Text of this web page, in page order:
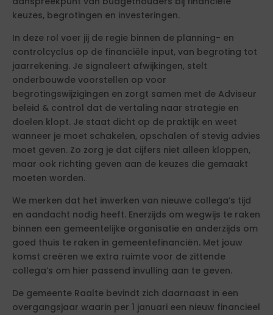
keuzes, begrotingen en investeringen.
In deze rol voer jij de regie binnen de planning- en
controlcyclus op de financiële input, van begroting tot
jaarrekening. Je signaleert afwijkingen, stelt
onderbouwde voorstellen op voor
begrotingswijzigingen en zorgt samen met de Adviseur
beleid & control dat de vertaling naar strategie en
doelen klopt. Je staat dicht op de praktijk en weet
wanneer je moet schakelen, opschalen of stevig advies
moet geven. Zo zorg je dat cijfers niet alleen kloppen,
maar ook richting geven aan de keuzes die gemaakt
moeten worden.
We merken dat het inwerken van nieuwe collega’s tijd
en aandacht nodig heeft. Enerzijds om wegwijs te raken
binnen een gemeentelijke organisatie en anderzijds om
goed thuis te raken in gemeentefinanciën. Met jouw
komst creëren we extra ruimte voor de zittende
collega’s om hier passend invulling aan te geven.
De gemeente Raalte bevindt zich daarnaast in een
overgangsjaar waarin per 1 januari een nieuw financieel